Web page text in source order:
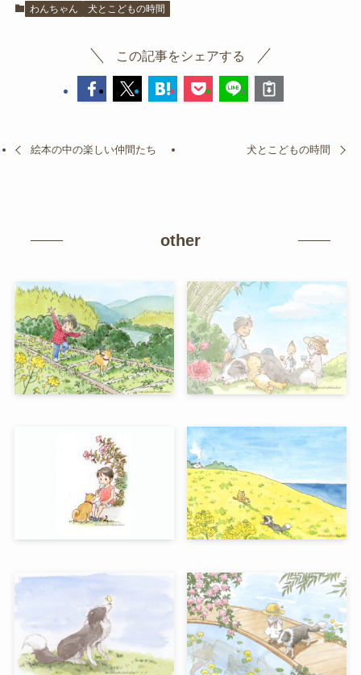
わんちゃん 犬とこどもの時間
この記事をシェアする
絵本の中の楽しい仲間たち 犬とこどもの時間
other